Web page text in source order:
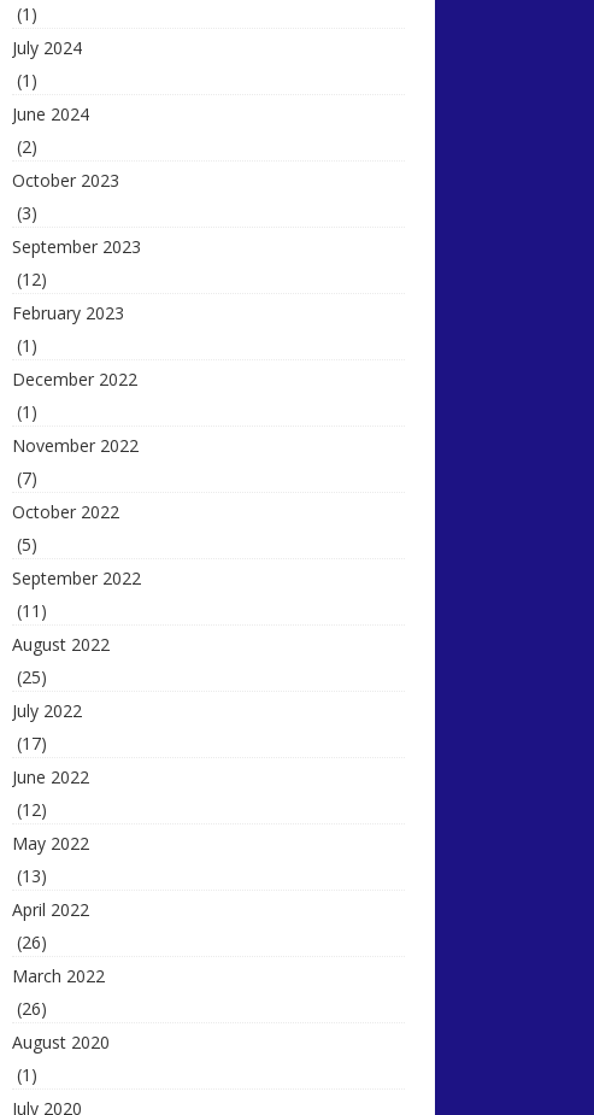
(1)
July 2024
(1)
June 2024
(2)
October 2023
(3)
September 2023
(12)
February 2023
(1)
December 2022
(1)
November 2022
(7)
October 2022
(5)
September 2022
(11)
August 2022
(25)
July 2022
(17)
June 2022
(12)
May 2022
(13)
April 2022
(26)
March 2022
(26)
August 2020
(1)
July 2020